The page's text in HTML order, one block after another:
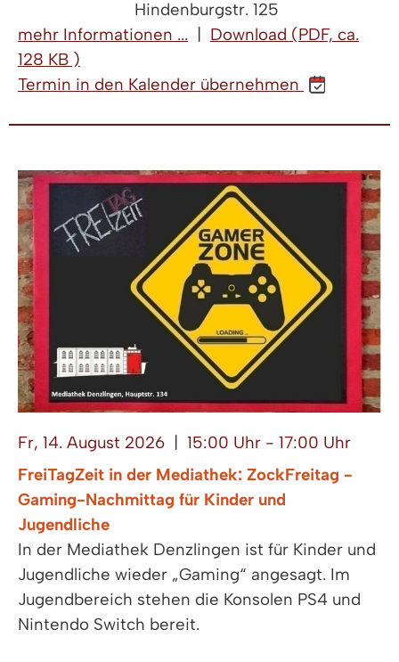
Hindenburgstr. 125
mehr Informationen ...
Download (PDF, ca.
128 KB )
Termin in den Kalender übernehmen
Fr, 14. August 2026
15:00 Uhr - 17:00 Uhr
FreiTagZeit in der Mediathek: ZockFreitag -
Gaming-Nachmittag für Kinder und
Jugendliche
In der Mediathek Denzlingen ist für Kinder und
Jugendliche wieder „Gaming“ angesagt. Im
Jugendbereich stehen die Konsolen PS4 und
Nintendo Switch bereit.